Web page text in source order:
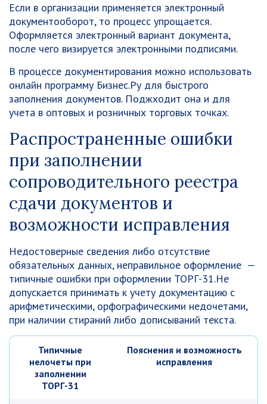
Если в организации применяется электронный
документооборот, то процесс упрощается.
Оформляется электронный вариант документа,
после чего визируется электронными подписями.
В процессе документирования можно использовать
онлайн программу Бизнес.Ру для быстрого
заполнения документов. Поджходит она и для
учета в оптовых и розничных торговых точках.
Распространенные ошибки
при заполнении
сопроводительного реестра
сдачи документов и
возможности исправления
Недостоверные сведения либо отсутствие
обязательных данных, неправильное оформление —
типичные ошибки при оформлении ТОРГ-31.Не
допускается принимать к учету документацию с
арифметическими, орфографическими недочетами,
при наличии стираний либо дописываний текста.
Типичные
нелочеты при
заполнении
ТОРГ-31
Пояснения и возможность
исправления